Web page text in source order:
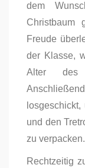
dem
Christbaum
Freude
der Klasse,
Alter des
und den
zu verpacken.
Rechtzeitig